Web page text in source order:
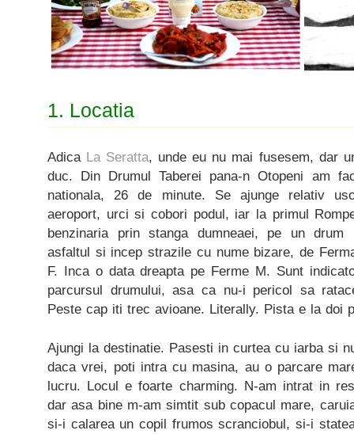
1. Locatia
Adica La Seratta, unde eu nu mai fusesem, dar
duc. Din Drumul Taberei pana-n Otopeni am
nationala, 26 de minute. Se ajunge relativ
aeroport, urci si cobori podul, iar la primul
benzinaria prin stanga dumneaei, pe un
asfaltul si incep strazile cu nume bizare, de
F. Inca o data dreapta pe Ferme M. Sunt
parcursul drumului, asa ca nu-i pericol sa
Peste cap iti trec avioane. Literally. Pista e la doi
Ajungi la destinatie. Pasesti in curtea cu iarba si
daca vrei, poti intra cu masina, au o parcare
lucru. Locul e foarte charming. N-am intrat in
dar asa bine m-am simtit sub copacul mare,
si-i calarea un copil frumos scranciobul, si-i